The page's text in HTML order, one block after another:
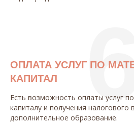
ОПЛАТА УСЛУГ ПО
КАПИТАЛ
Есть возможность оплаты услуг
капиталу и получения налогового
дополнительное образование.